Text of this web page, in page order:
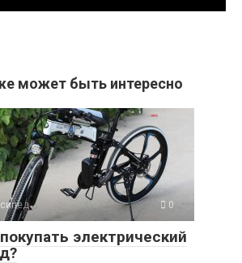
может быть интересно
0
электрический